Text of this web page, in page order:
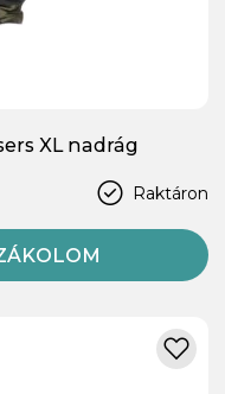
XL nadrág
Raktáron